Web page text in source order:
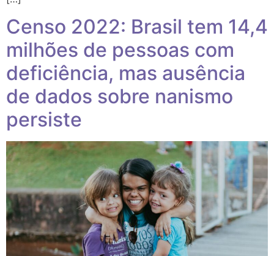
Censo 2022: Brasil tem 14,4
milhões de pessoas com
deficiência, mas ausência
de dados sobre nanismo
persiste